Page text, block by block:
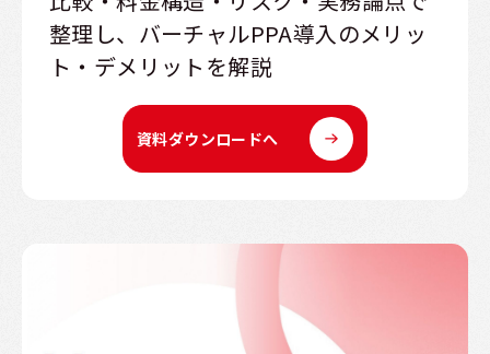
整理し、バーチャルPPA導入のメリッ
ト・デメリットを解説
資料ダウンロードへ